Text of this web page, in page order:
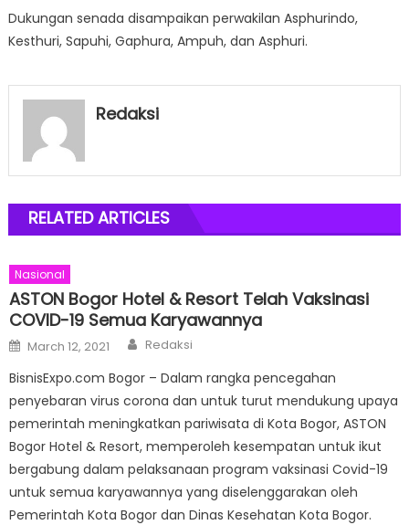
Dukungan senada disampaikan perwakilan Asphurindo,
Kesthuri, Sapuhi, Gaphura, Ampuh, dan Asphuri.
Redaksi
RELATED ARTICLES
Nasional
ASTON Bogor Hotel & Resort Telah Vaksinasi
COVID-19 Semua Karyawannya
Posted
on
March 12, 2021 Author
Redaksi
BisnisExpo.com Bogor – Dalam rangka pencegahan
penyebaran virus corona dan untuk turut mendukung upaya
pemerintah meningkatkan pariwisata di Kota Bogor, ASTON
Bogor Hotel & Resort, memperoleh kesempatan untuk ikut
bergabung dalam pelaksanaan program vaksinasi Covid-19
untuk semua karyawannya yang diselenggarakan oleh
Pemerintah Kota Bogor dan Dinas Kesehatan Kota Bogor.